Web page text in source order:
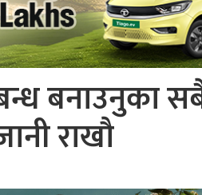
बनाउनुका
राखौ